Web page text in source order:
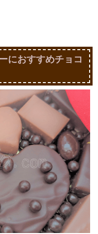
におすすめチョコ